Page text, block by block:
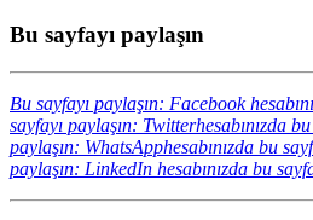
Bu sayfayı paylaşın
Bu sayfayı paylaşın: Facebook
sayfayı paylaşın: Twitterhesabınızda
paylaşın: WhatsApphesabınızda bu
paylaşın: LinkedIn hesabınızda bu